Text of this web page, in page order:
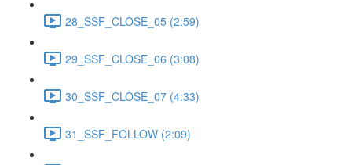
28_SSF_CLOSE_05 (2:59)
29_SSF_CLOSE_06 (3:08)
30_SSF_CLOSE_07 (4:33)
31_SSF_FOLLOW (2:09)